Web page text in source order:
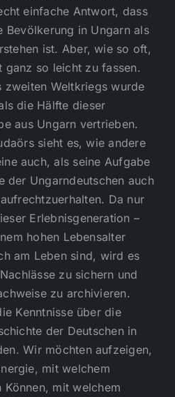
einfache Antwort, dass
Bevölkerung in Ungarn als
ist. Aber, wie so oft,
ganz so leicht zu fassen.
zweiten Weltkriegs wurde
die Hälfte dieser
aus Ungarn vertrieben.
sieht es, wie andere
auch, als seine Aufgabe
der Ungarndeutschen auch
Da nur
Erlebnisgeneration –
hohen Lebensalter
am Leben sind, wird es
zu sichern und
zu archivieren.
Kenntnisse über die
der Deutschen in
Wir möchten aufzeigen,
mit welchem
Können, mit welchem